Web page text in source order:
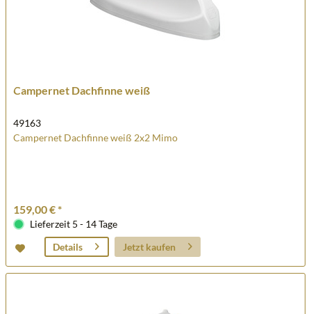
Campernet Dachfinne weiß
49163
Campernet Dachfinne weiß 2x2 Mimo
159,00 € *
Lieferzeit 5 - 14 Tage
Details
Jetzt kaufen